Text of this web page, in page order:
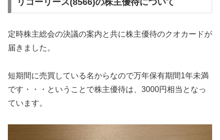
リコーリース(8566)の株主優待について
定時株主総会の決議の案内と共に株主優待のクオカードが
届きました。
短期間に売買している名からなので万年保有期間1年未満
です・・・ということで株主優待は、3000円相当となっ
ています。